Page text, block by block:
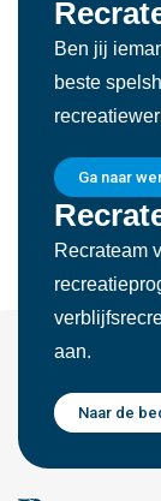
Ben jij
beste
Ga naar
Recrateam
aan.
Naar de